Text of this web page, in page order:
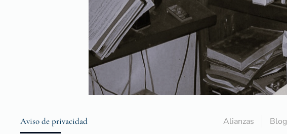
Aviso de privacidad Alianzas Blog